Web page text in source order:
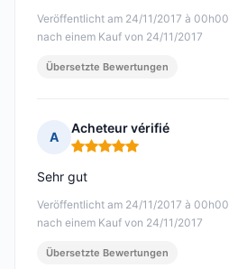
Veröffentlicht am 24/11/2017 à 00h00
nach einem Kauf von 24/11/2017
Übersetzte Bewertungen
A
Acheteur vérifié
Hinweis: 5 von 5
Veröffentlicht am 24/11/2017 à 00h00
nach einem Kauf von 24/11/2017
Sehr gut
Übersetzte Bewertungen